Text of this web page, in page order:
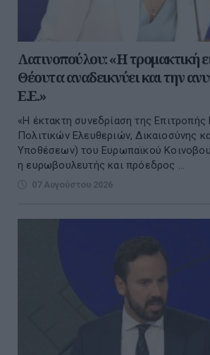
Λατινοπούλου: «Η τρομακτική
Θέουτα αναδεικνύει και την
Ε.Ε.»
«Η έκτακτη συνεδρίαση της Επιτροπής
Πολιτικών Ελευθεριών, Δικαιοσύνης
Υποθέσεων) του Ευρωπαϊκού
η ευρωβουλευτής και πρόεδρος ...
07 Αυγούστου 2026